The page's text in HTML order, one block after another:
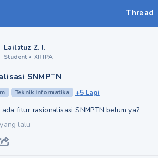
Thread
Lailatuz Z. I.
Student • XII IPA
SNMPTN
Teknik Informatika +5Lagi
ada fitur rasionalisasi SNMPTN belum ya?
lalu